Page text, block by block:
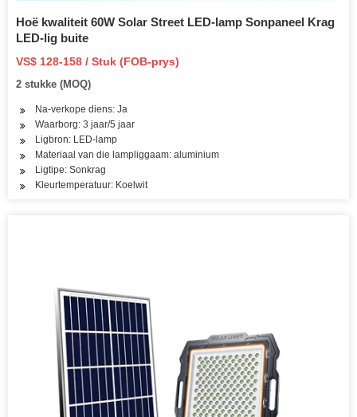
Hoë kwaliteit 60W Solar Street LED-lamp Sonpaneel Krag
LED-lig buite
VS$ 128-158 / Stuk (FOB-prys)
2 stukke (MOQ)
Na-verkope diens: Ja
Waarborg: 3 jaar/5 jaar
Ligbron: LED-lamp
Materiaal van die lampliggaam: aluminium
Ligtipe: Sonkrag
Kleurtemperatuur: Koelwit